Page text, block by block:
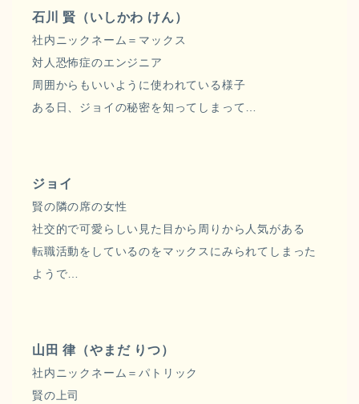
石川 賢（いしかわ けん）
社内ニックネーム＝マックス
対人恐怖症のエンジニア
周囲からもいいように使われている様子
ある日、ジョイの秘密を知ってしまって…
ジョイ
賢の隣の席の女性
社交的で可愛らしい見た目から周りから人気がある
転職活動をしているのをマックスにみられてしまった
ようで…
山田 律（やまだ りつ）
社内ニックネーム＝パトリック
賢の上司